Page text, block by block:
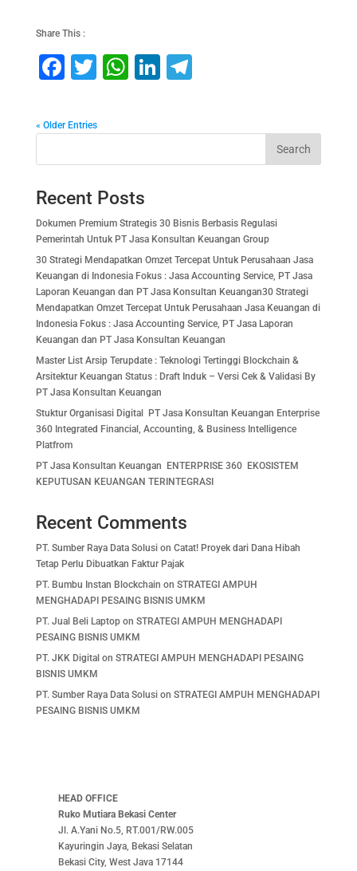
Share This :
F
c
e
b
o
o
k
T
tt
er
W
s
A
p
p
Li
e
dI
T
gr
a
« Older Entries
Search
Recent Posts
Dokumen Premium Strategis 30 Bisnis Berbasis Regulasi
Pemerintah Untuk PT Jasa Konsultan Keuangan Group
30 Strategi Mendapatkan Omzet Tercepat Untuk Perusahaan Jasa
Keuangan di Indonesia Fokus : Jasa Accounting Service, PT Jasa
Laporan Keuangan dan PT Jasa Konsultan Keuangan30 Strategi
Mendapatkan Omzet Tercepat Untuk Perusahaan Jasa Keuangan di
Indonesia Fokus : Jasa Accounting Service, PT Jasa Laporan
Keuangan dan PT Jasa Konsultan Keuangan
Master List Arsip Terupdate : Teknologi Tertinggi Blockchain &
Arsitektur Keuangan Status : Draft Induk – Versi Cek & Validasi By
PT Jasa Konsultan Keuangan
Stuktur Organisasi Digital PT Jasa Konsultan Keuangan Enterprise
360 Integrated Financial, Accounting, & Business Intelligence
Platfrom
PT Jasa Konsultan Keuangan ENTERPRISE 360 EKOSISTEM
KEPUTUSAN KEUANGAN TERINTEGRASI
Recent Comments
PT. Sumber Raya Data Solusion Catat! Proyek dari Dana Hibah
Tetap Perlu Dibuatkan Faktur Pajak
PT. Bumbu Instan Blockchain on STRATEGI AMPUH
MENGHADAPI PESAING BISNIS UMKM
PT. Jual Beli Laptopon STRATEGI AMPUH MENGHADAPI
PESAING BISNIS UMKM
PT. JKK Digitalon STRATEGI AMPUH MENGHADAPI PESAING
BISNIS UMKM
PT. Sumber Raya Data Solusion STRATEGI AMPUH MENGHADAPI
PESAING BISNIS UMKM
HEAD OFFICE
Ruko Mutiara Bekasi Center
Jl. A.Yani No.5, RT.001/RW.005
Kayuringin Jaya, Bekasi Selatan
Bekasi City, West Java 17144